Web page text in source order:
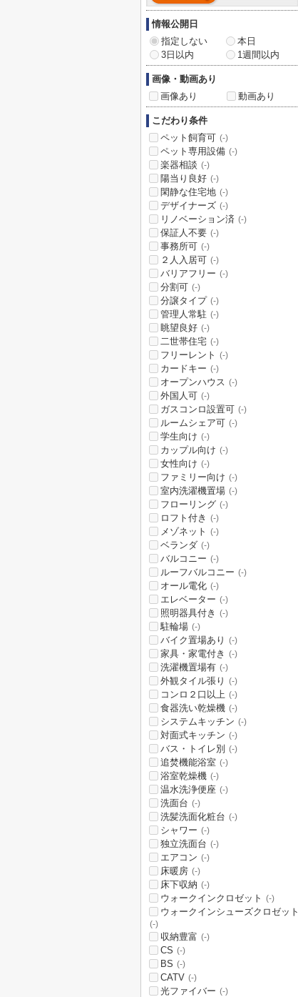
情報公開日
指定しない
本日
3日以内
1週間以内
画像・動画あり
画像あり
動画あり
こだわり条件
ペット飼育可 (-)
ペット専用設備 (-)
楽器相談 (-)
陽当り良好 (-)
閑静な住宅地 (-)
デザイナーズ (-)
リノベーション済 (-)
保証人不要 (-)
事務所可 (-)
２人入居可 (-)
バリアフリー (-)
分割可 (-)
分譲タイプ (-)
管理人常駐 (-)
眺望良好 (-)
二世帯住宅 (-)
フリーレント (-)
カードキー (-)
オープンハウス (-)
外国人可 (-)
ガスコンロ設置可 (-)
ルームシェア可 (-)
学生向け (-)
カップル向け (-)
女性向け (-)
ファミリー向け (-)
室内洗濯機置場 (-)
フローリング (-)
ロフト付き (-)
メゾネット (-)
ベランダ (-)
バルコニー (-)
ルーフバルコニー (-)
オール電化 (-)
エレベーター (-)
照明器具付き (-)
駐輪場 (-)
バイク置場あり (-)
家具・家電付き (-)
洗濯機置場有 (-)
外観タイル張り (-)
コンロ２口以上 (-)
食器洗い乾燥機 (-)
システムキッチン (-)
対面式キッチン (-)
バス・トイレ別 (-)
追焚機能浴室 (-)
浴室乾燥機 (-)
温水洗浄便座 (-)
洗面台 (-)
洗髪洗面化粧台 (-)
シャワー (-)
独立洗面台 (-)
エアコン (-)
床暖房 (-)
床下収納 (-)
ウォークインクロゼット (-)
ウォークインシューズクロゼット
(-)
収納豊富 (-)
CS (-)
BS (-)
CATV (-)
光ファイバー (-)